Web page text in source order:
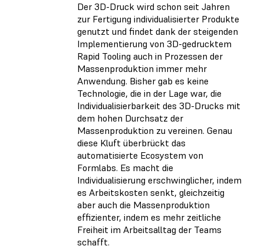
Der 3D-Druck wird schon seit Jahren
zur Fertigung individualisierter Produkte
genutzt und findet dank der steigenden
Implementierung von 3D-gedrucktem
Rapid Tooling auch in Prozessen der
Massenproduktion immer mehr
Anwendung. Bisher gab es keine
Technologie, die in der Lage war, die
Individualisierbarkeit des 3D-Drucks mit
dem hohen Durchsatz der
Massenproduktion zu vereinen. Genau
diese Kluft überbrückt das
automatisierte Ecosystem von
Formlabs. Es macht die
Individualisierung erschwinglicher, indem
es Arbeitskosten senkt, gleichzeitig
aber auch die Massenproduktion
effizienter, indem es mehr zeitliche
Freiheit im Arbeitsalltag der Teams
schafft.